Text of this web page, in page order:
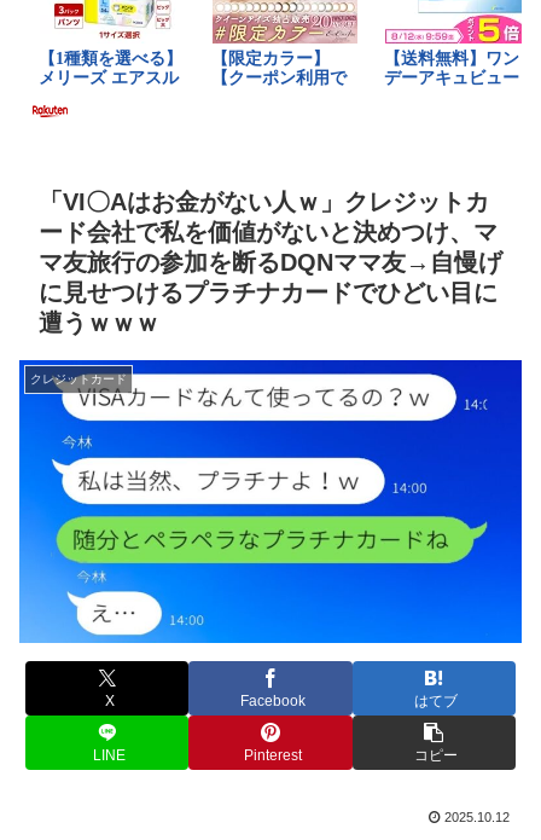
「VI〇Aはお金がない人ｗ」クレジットカ
ード会社で私を価値がないと決めつけ、マ
マ友旅行の参加を断るDQNママ友→自慢げ
に見せつけるプラチナカードでひどい目に
遭うｗｗｗ
クレジットカード
X Facebook はてブ
LINE Pinterest コピー
2025.10.12